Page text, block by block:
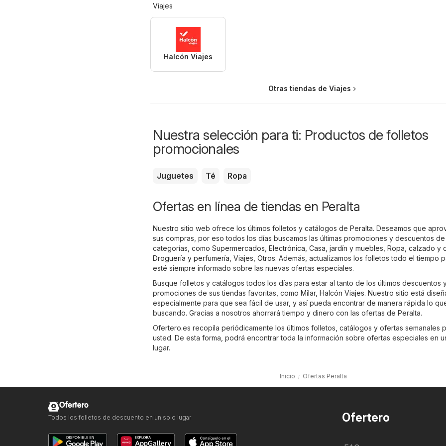
Viajes
Halcón Viajes
Otras tiendas de Viajes
Nuestra selección para ti: Productos de folletos
promocionales
Juguetes Té Ropa
Ofertas en línea de tiendas en Peralta
Nuestro sitio web ofrece los últimos folletos y catálogos de Peralta. Deseamos que
sus compras, por eso todos los días buscamos las últimas promociones y descuentos
categorías, como Supermercados, Electrónica, Casa, jardín y muebles, Ropa, calzado y
Droguería y perfumería, Viajes, Otros. Además, actualizamos los folletos todo el tiempo
esté siempre informado sobre las nuevas ofertas especiales.
Busque folletos y catálogos todos los días para estar al tanto de los últimos descuentos
promociones de sus tiendas favoritas, como Milar, Halcón Viajes. Nuestro sitio está
especialmente para que sea fácil de usar, y así pueda encontrar de manera rápida lo
buscando. Gracias a nosotros ahorrará tiempo y dinero con las ofertas de Peralta.
Ofertero.es recopila periódicamente los últimos folletos, catálogos y ofertas semanales
usted. De esta forma, podrá encontrar toda la información sobre ofertas especiales en
lugar.
Inicio Ofertas Peralta
Ofertero
Ofertero
Todos los folletos de descuento en un solo lugar